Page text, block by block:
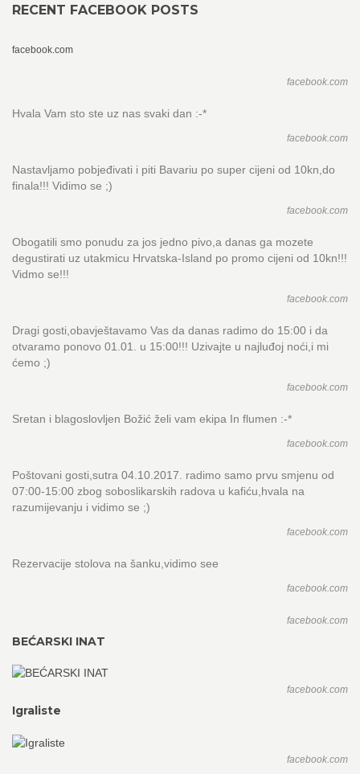
RECENT FACEBOOK POSTS
facebook.com
facebook.com
Hvala Vam sto ste uz nas svaki dan :-*
facebook.com
Nastavljamo pobjeđivati i piti Bavariu po super cijeni od 10kn,do
finala!!! Vidimo se ;)
facebook.com
Obogatili smo ponudu za jos jedno pivo,a danas ga mozete
degustirati uz utakmicu Hrvatska-Island po promo cijeni od 10kn!!!
Vidmo se!!!
facebook.com
Dragi gosti,obavještavamo Vas da danas radimo do 15:00 i da
otvaramo ponovo 01.01. u 15:00!!! Uzivajte u najluđoj noći,i mi
ćemo ;)
facebook.com
Sretan i blagoslovljen Božić želi vam ekipa In flumen :-*
facebook.com
Poštovani gosti,sutra 04.10.2017. radimo samo prvu smjenu od
07:00-15:00 zbog soboslikarskih radova u kafiću,hvala na
razumijevanju i vidimo se ;)
facebook.com
Rezervacije stolova na šanku,vidimo see
facebook.com
facebook.com
BEĆARSKI INAT
facebook.com
Igraliste
facebook.com